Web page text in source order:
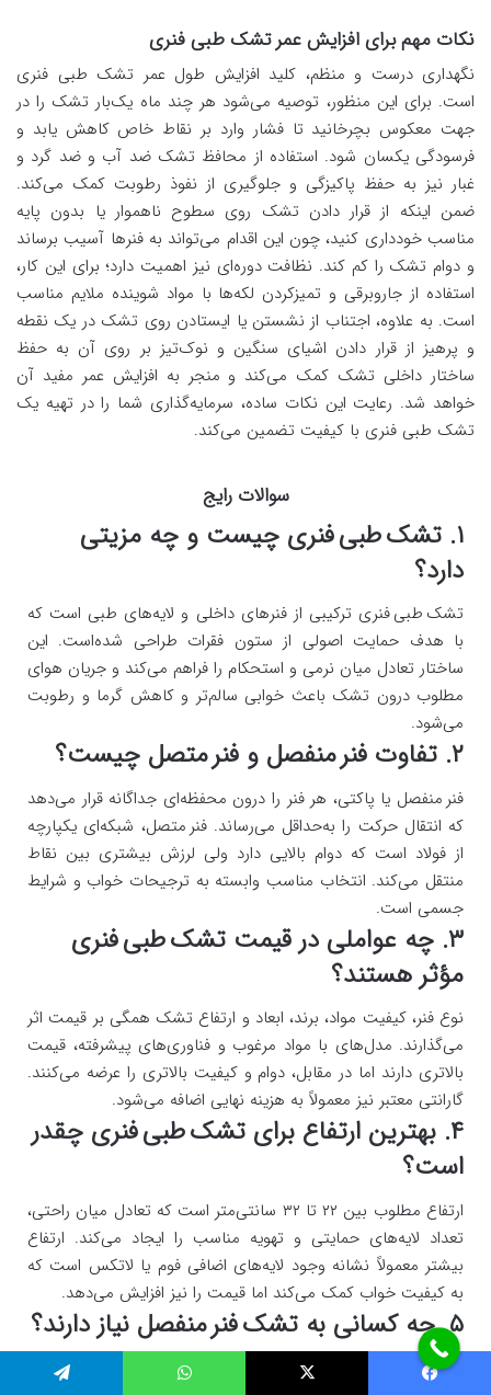
نکات مهم برای افزایش عمر تشک طبی فنری
نگهداری درست و منظم، کلید افزایش طول عمر تشک طبی فنری
است. برای این منظور، توصیه می‌شود هر چند ماه یک‌بار تشک را در
جهت معکوس بچرخانید تا فشار وارد بر نقاط خاص کاهش یابد و
فرسودگی یکسان شود. استفاده از محافظ تشک ضد آب و ضد گرد و
غبار نیز به حفظ پاکیزگی و جلوگیری از نفوذ رطوبت کمک می‌کند.
ضمن اینکه از قرار دادن تشک روی سطوح ناهموار یا بدون پایه
مناسب خودداری کنید، چون این اقدام می‌تواند به فنرها آسیب برساند
و دوام تشک را کم کند. نظافت دوره‌ای نیز اهمیت دارد؛ برای این کار،
استفاده از جاروبرقی و تمیزکردن لکه‌ها با مواد شوینده ملایم مناسب
است. به علاوه، اجتناب از نشستن یا ایستادن روی تشک در یک نقطه
و پرهیز از قرار دادن اشیای سنگین و نوک‌تیز بر روی آن به حفظ
ساختار داخلی تشک کمک می‌کند و منجر به افزایش عمر مفید آن
خواهد شد. رعایت این نکات ساده، سرمایه‌گذاری شما را در تهیه یک
تشک طبی فنری با کیفیت تضمین می‌کند.
سوالات رایج
۱. تشک طبی فنری چیست و چه مزیتی
دارد؟
تشک طبی فنری ترکیبی از فنرهای داخلی و لایه‌های طبی است که
با هدف حمایت اصولی از ستون فقرات طراحی شده‌است. این
ساختار تعادل میان نرمی و استحکام را فراهم می‌کند و جریان هوای
مطلوب درون تشک باعث خوابی سالم‌تر و کاهش گرما و رطوبت
می‌شود.
۲. تفاوت فنر منفصل و فنر متصل چیست؟
فنر منفصل یا پاکتی، هر فنر را درون محفظه‌ای جداگانه قرار می‌دهد
که انتقال حرکت را به‌حداقل می‌رساند. فنر متصل، شبکه‌ای یکپارچه
از فولاد است که دوام بالایی دارد ولی لرزش بیشتری بین نقاط
منتقل می‌کند. انتخاب مناسب وابسته به ترجیحات خواب و شرایط
جسمی است.
۳. چه عواملی در قیمت تشک طبی فنری
مؤثر هستند؟
نوع فنر، کیفیت مواد، برند، ابعاد و ارتفاع تشک همگی بر قیمت اثر
می‌گذارند. مدل‌های با مواد مرغوب و فناوری‌های پیشرفته، قیمت
بالاتری دارند اما در مقابل، دوام و کیفیت بالاتری را عرضه می‌کنند.
گارانتی معتبر نیز معمولاً به هزینه نهایی اضافه می‌شود.
۴. بهترین ارتفاع برای تشک طبی فنری چقدر
است؟
ارتفاع مطلوب بین ۲۲ تا ۳۲ سانتی‌متر است که تعادل میان راحتی،
تعداد لایه‌های حمایتی و تهویه مناسب را ایجاد می‌کند. ارتفاع
بیشتر معمولاً نشانه وجود لایه‌های اضافی فوم یا لاتکس است که
به کیفیت خواب کمک می‌کند اما قیمت را نیز افزایش می‌دهد.
۵. چه کسانی به تشک فنر منفصل نیاز دارند؟
این مدل برای زوج‌ها یا افرادی مناسب است که به حرکت هنگام